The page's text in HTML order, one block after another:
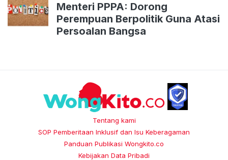
Menteri PPPA: Dorong
Perempuan Berpolitik Guna Atasi
Persoalan Bangsa
Tentang kami
SOP Pemberitaan Inklusif dan Isu Keberagaman
Panduan Publikasi Wongkito.co
Kebijakan Data Pribadi